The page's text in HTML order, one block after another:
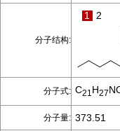
分子结构:
1 2
分子式: C21 H27
分子量: 373.51